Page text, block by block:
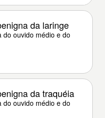
da laringe
do ouvido médio e do
da traquéia
do ouvido médio e do